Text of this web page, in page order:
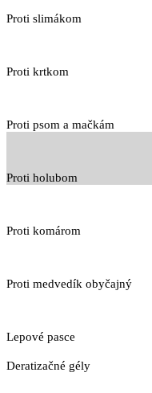
Proti slimákom
Proti krtkom
Proti psom a mačkám
Proti holubom
Proti komárom
Proti medvedík obyčajný
Lepové pasce
Deratizačné gély